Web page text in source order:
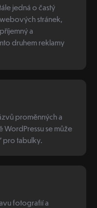
jedná o častý
stránek,
a
druhem reklamy
proměnných a
se může
pro tabulky.
fotografií a